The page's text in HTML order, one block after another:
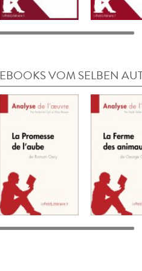
EBOOKS VOM SELBEN